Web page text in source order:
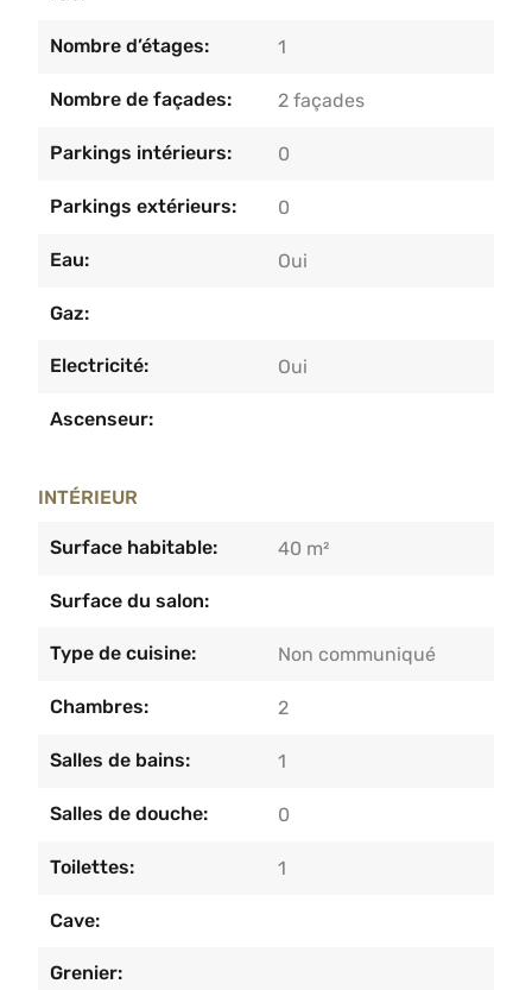
Nombre d’étages: 1
Nombre de façades: 2 façades
Parkings intérieurs: 0
Parkings extérieurs: 0
Eau: Oui
Gaz:
Electricité: Oui
Ascenseur:
INTÉRIEUR
Surface habitable: 40 m²
Surface du salon:
Type de cuisine: Non communiqué
Chambres: 2
Salles de bains: 1
Salles de douche: 0
Toilettes: 1
Cave:
Grenier: